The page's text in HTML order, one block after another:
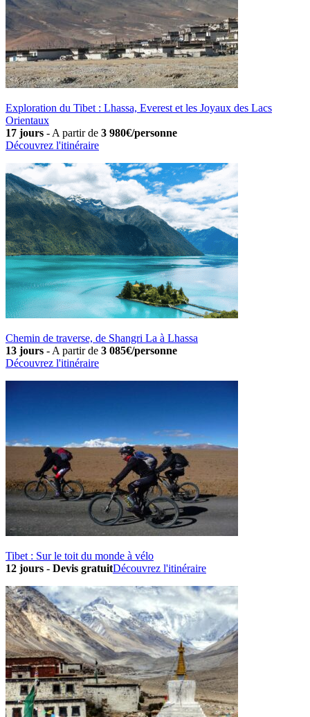
Exploration du Tibet : Lhassa, Everest et les Joyaux des Lacs
Orientaux
17 jours - A partir de 3 980€/personne
Découvrez l'itinéraire
Chemin de traverse, de Shangri La à Lhassa
13 jours - A partir de 3 085€/personne
Découvrez l'itinéraire
Tibet : Sur le toit du monde à vélo
12 jours - Devis gratuitDécouvrez l'itinéraire